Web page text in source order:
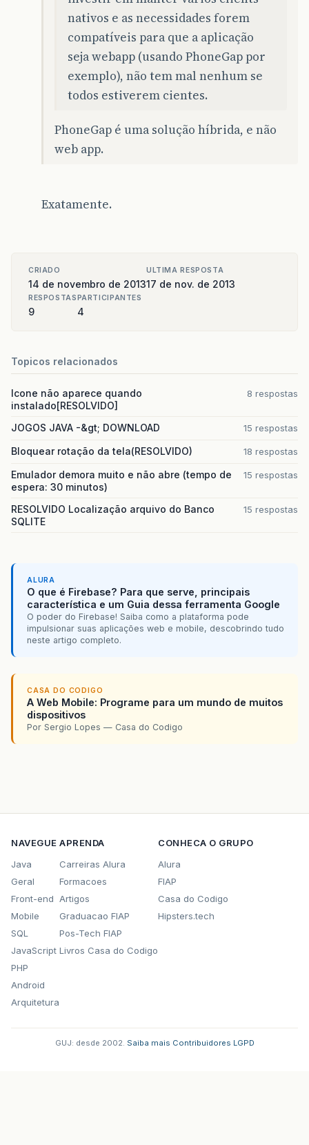
nativos e as necessidades forem
compatíveis para que a aplicação
seja webapp (usando PhoneGap por
exemplo), não tem mal nenhum se
todos estiverem cientes.
PhoneGap é uma solução híbrida, e não
web app.
Exatamente.
CRIADO
14 de novembro de 2013
ULTIMA RESPOSTA
17 de nov. de 2013
RESPOSTAS
9
PARTICIPANTES
4
Topicos relacionados
Icone não aparece quando
instalado[RESOLVIDO]
8 respostas
JOGOS JAVA -&gt; DOWNLOAD 15 respostas
Bloquear rotação da tela(RESOLVIDO) 18 respostas
Emulador demora muito e não abre (tempo de
espera: 30 minutos)
15 respostas
RESOLVIDO Localização arquivo do Banco
SQLITE
15 respostas
ALURA
O que é Firebase? Para que serve, principais
característica e um Guia dessa ferramenta Google
O poder do Firebase! Saiba como a plataforma pode
impulsionar suas aplicações web e mobile, descobrindo tudo
neste artigo completo.
CASA DO CODIGO
A Web Mobile: Programe para um mundo de muitos
dispositivos
Por Sergio Lopes — Casa do Codigo
NAVEGUE
Java
Geral
Front-end
Mobile
SQL
JavaScript
PHP
Android
Arquitetura
APRENDA
Carreiras Alura
Formacoes
Artigos
Graduacao FIAP
Pos-Tech FIAP
Livros Casa do Codigo
CONHECA O GRUPO
Alura
FIAP
Casa do Codigo
Hipsters.tech
GUJ: desde 2002. Saiba mais Contribuidores LGPD